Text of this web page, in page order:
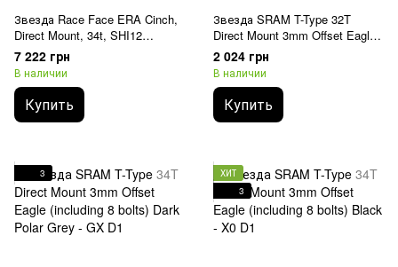
Звезда Race Face ERA Cinch,
Direct Mount, 34t, SHI12
Chainring
7 222 грн
В наличии
Купить
Звезда SRAM T-Type 32T
Direct Mount 3mm Offset Eagle
(including 8 bolts) Dark Polar
Grey - GX D1
2 024 грн
В наличии
Купить
3
ХИТ
3